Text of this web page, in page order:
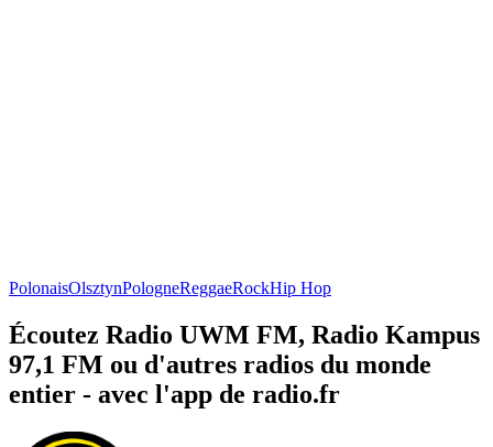
PolonaisOlsztynPologneReggaeRockHip Hop
Écoutez Radio UWM FM, Radio Kampus
97,1 FM ou d'autres radios du monde
entier - avec l'app de radio.fr